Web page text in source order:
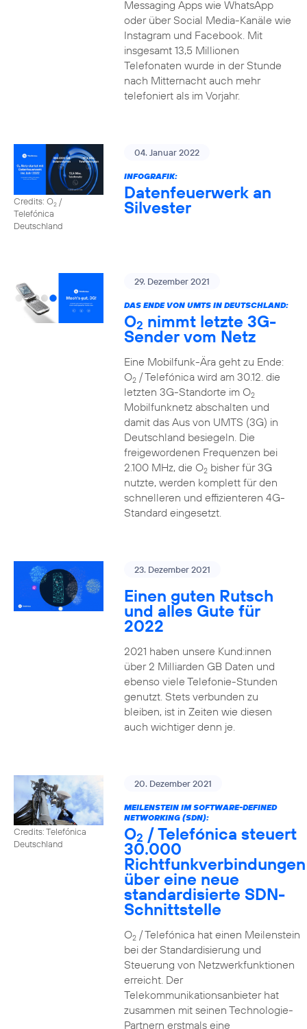
Messaging Apps wie WhatsApp
oder über Social Media-Kanäle wie
Instagram und Facebook. Mit
insgesamt 13,5 Millionen
Telefonaten wurde in der Stunde
nach Mitternacht auch mehr
telefoniert als im Vorjahr.
Credits: O2 /
Telefónica
Deutschland
04. Januar 2022
INFOGRAFIK:
Datenfeuerwerk an
Silvester
29. Dezember 2021
DAS ENDE VON UMTS IN DEUTSCHLAND:
O2 nimmt letzte 3G-
Sender vom Netz
Eine Mobilfunk-Ära geht zu Ende:
O2/ Telefónica wird am 30.12. die
letzten 3G-Standorte im O2
Mobilfunknetz abschalten und
damit das Aus von UMTS (3G) in
Deutschland besiegeln. Die
freigewordenen Frequenzen bei
2.100 MHz, die O2bisher für 3G
nutzte, werden komplett für den
schnelleren und effizienteren 4G-
Standard eingesetzt.
23. Dezember 2021
Einen guten Rutsch
und alles Gute für
2022
2021 haben unsere Kund:innen
über 2 Milliarden GB Daten und
ebenso viele Telefonie-Stunden
genutzt. Stets verbunden zu
bleiben, ist in Zeiten wie diesen
auch wichtiger denn je.
Credits: Telefónica
Deutschland
20. Dezember 2021
MEILENSTEIN IM SOFTWARE-DEFINED
NETWORKING (SDN):
O2 / Telefónica steuert
30.000
Richtfunkverbindungen
über eine neue
standardisierte SDN-
Schnittstelle
O2/ Telefónica hat einen Meilenstein
bei der Standardisierung und
Steuerung von Netzwerkfunktionen
erreicht. Der
Telekommunikationsanbieter hat
zusammen mit seinen Technologie-
Partnern erstmals eine